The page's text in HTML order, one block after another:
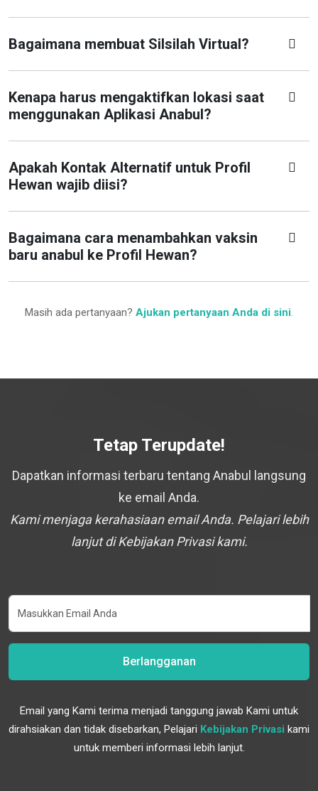
Bagaimana membuat Silsilah Virtual?
Kenapa harus mengaktifkan lokasi saat
menggunakan Aplikasi Anabul?
Apakah Kontak Alternatif untuk Profil
Hewan wajib diisi?
Bagaimana cara menambahkan vaksin
baru anabul ke Profil Hewan?
Masih ada pertanyaan? Ajukan pertanyaan Anda di sini.
Tetap Terupdate!
Dapatkan informasi terbaru tentang Anabul langsung
ke email Anda.
Kami menjaga kerahasiaan email Anda. Pelajari lebih
lanjut di Kebijakan Privasi kami.
Berlangganan
Email yang Kami terima menjadi tanggung jawab Kami untuk
dirahsiakan dan tidak disebarkan, Pelajari Kebijakan Privasi kami
untuk memberi informasi lebih lanjut.